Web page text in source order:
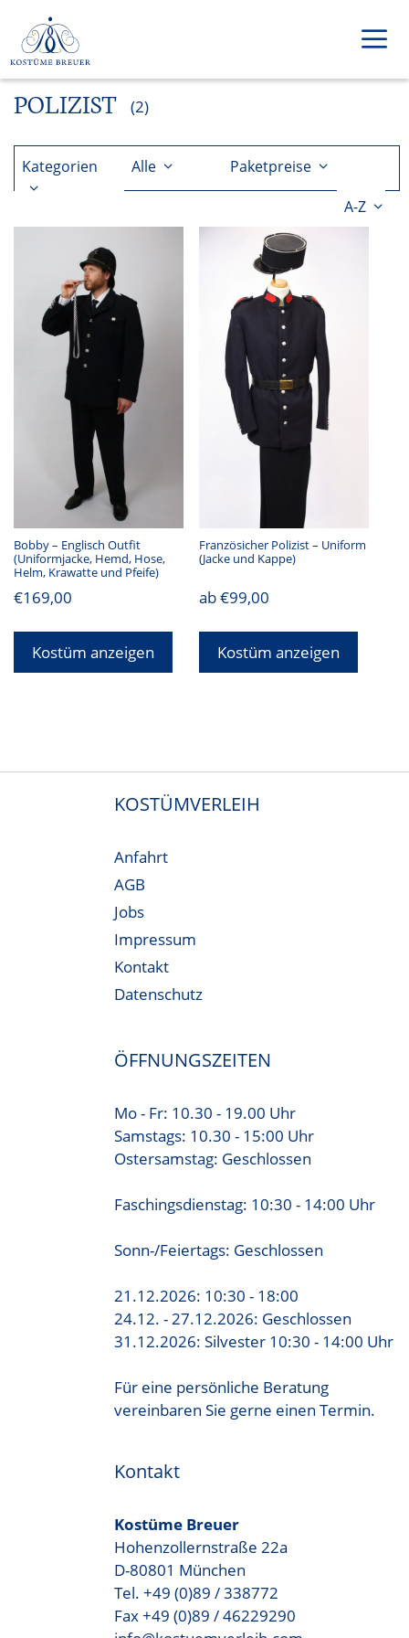
Inhalt
springen
POLIZIST (2)
Kategorien Alle
Paketpreise
A-Z
Bobby – Englisch Outfit
(Uniformjacke, Hemd, Hose,
Helm, Krawatte und Pfeife)
€169,00
Kostüm anzeigen
Französicher Polizist – Uniform
(Jacke und Kappe)
ab€99,00
Kostüm anzeigen
KOSTÜMVERLEIH
Anfahrt
AGB
Jobs
Impressum
Kontakt
Datenschutz
ÖFFNUNGSZEITEN
Mo - Fr: 10.30 - 19.00 Uhr
Samstags: 10.30 - 15:00 Uhr
Ostersamstag: Geschlossen
Faschingsdienstag: 10:30 - 14:00 Uhr
Sonn-/Feiertags: Geschlossen
21.12.2026: 10:30 - 18:00
24.12. - 27.12.2026: Geschlossen
31.12.2026: Silvester 10:30 - 14:00 Uhr
Für eine persönliche Beratung
vereinbaren Sie gerne einen Termin.
Kontakt
Kostüme Breuer
Hohenzollernstraße 22a
D-80801 München
Tel. +49 (0)89 / 338772
Fax +49 (0)89 / 46229290